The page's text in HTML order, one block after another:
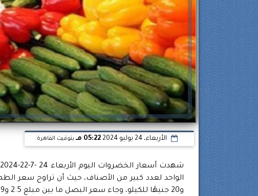
الأربعاء، 24 يوليو 2024 05:22 مـ بتوقيت القاهرة
و20 جنيهًا للكيلو، وجاء سعر البصل ما بين مبلغ 2.5 و9 جنيهات للكيلو.